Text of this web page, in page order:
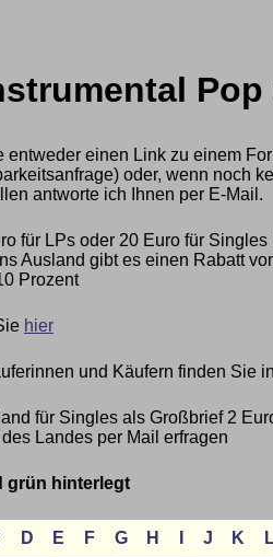
Pop
entweder einen Link zu einem
oder, wenn noch
antworte ich Ihnen per E-Mail.
für LPs oder 20 Euro für
Ausland gibt es einen Rabatt
Prozent
hier
und Käufern finden Sie
für Singles als Großbrief 2
Landes per Mail erfragen
grün hinterlegt
D E F G H J K